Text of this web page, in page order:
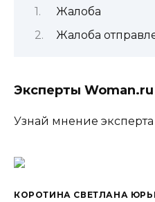
Жалоба
Жалоба
Эксперты Woman.ru
Узнай мнение
КОРОТИНА СВЕТЛАНА